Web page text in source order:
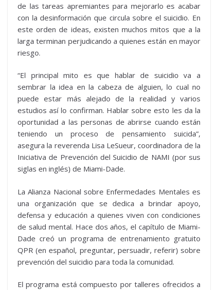
de las tareas apremiantes para mejorarlo es acabar
con la desinformación que circula sobre el suicidio. En
este orden de ideas, existen muchos mitos que a la
larga terminan perjudicando a quienes están en mayor
riesgo.
“El principal mito es que hablar de suicidio va a
sembrar la idea en la cabeza de alguien, lo cual no
puede estar más alejado de la realidad y varios
estudios así lo confirman. Hablar sobre esto les da la
oportunidad a las personas de abrirse cuando están
teniendo un proceso de pensamiento suicida”,
asegura la reverenda Lisa LeSueur, coordinadora de la
Iniciativa de Prevención del Suicidio de NAMI (por sus
siglas en inglés) de Miami-Dade.
La Alianza Nacional sobre Enfermedades Mentales es
una organización que se dedica a brindar apoyo,
defensa y educación a quienes viven con condiciones
de salud mental. Hace dos años, el capítulo de Miami-
Dade creó un programa de entrenamiento gratuito
QPR (en español, preguntar, persuadir, referir) sobre
prevención del suicidio para toda la comunidad.
El programa está compuesto por talleres ofrecidos a